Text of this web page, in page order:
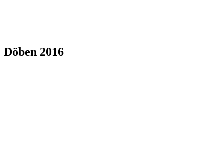
Döben 2016